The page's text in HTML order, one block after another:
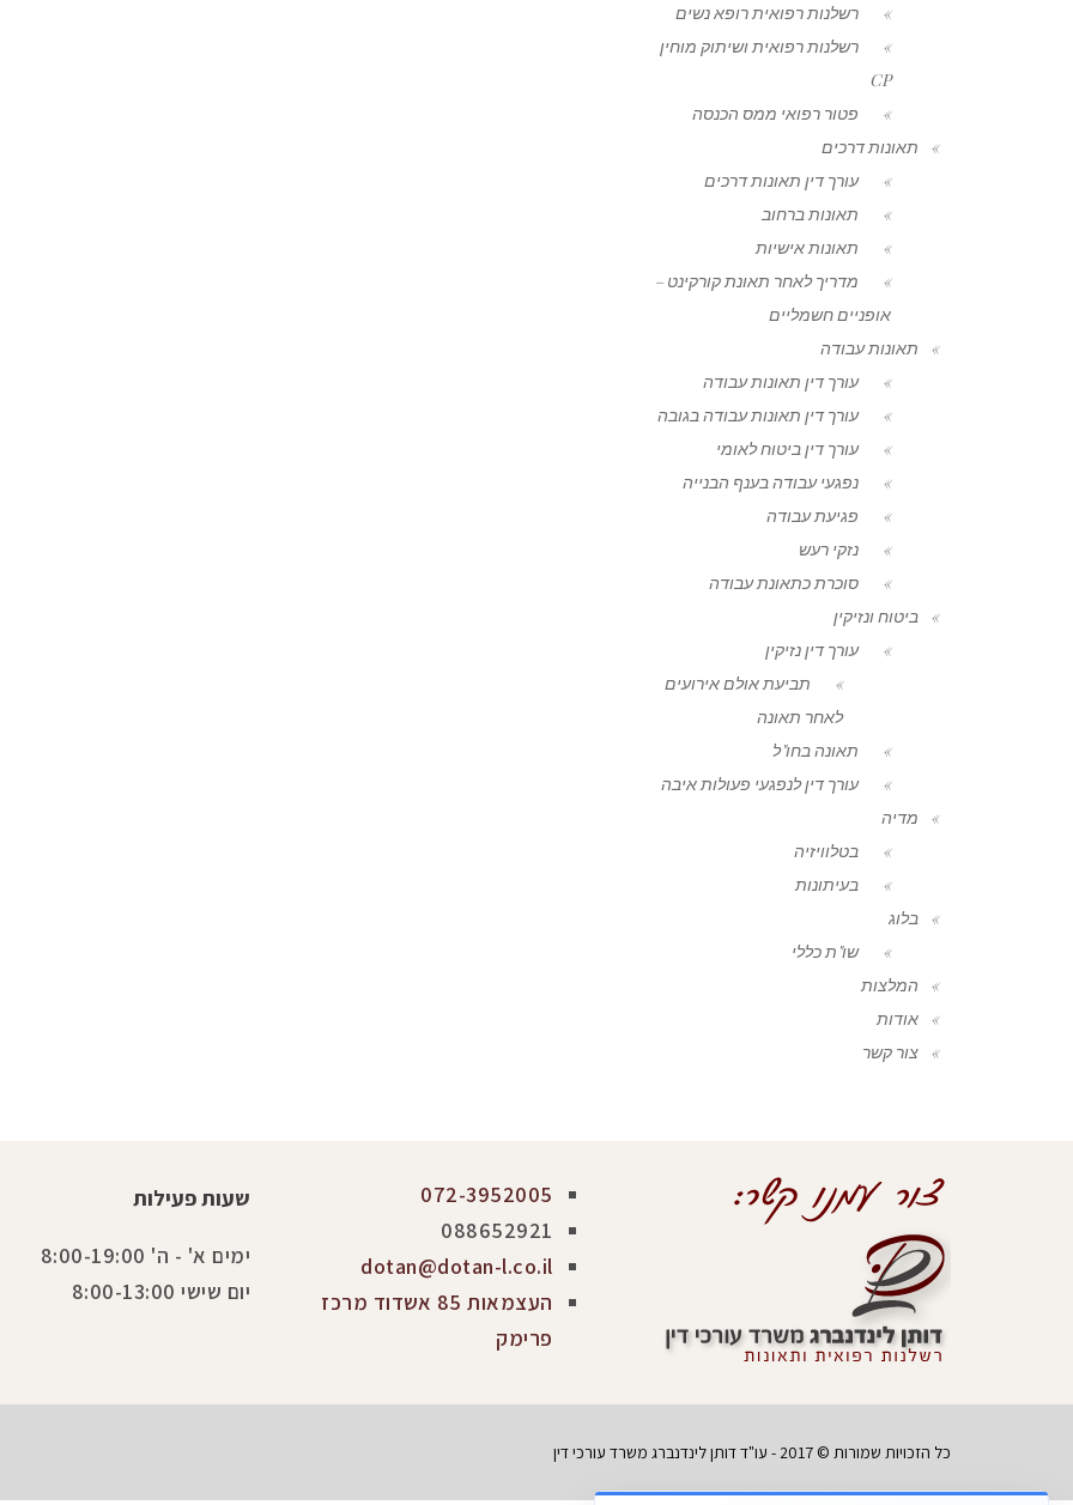
רשלנות רפואית רופא נשים
רשלנות רפואית ושיתוק מוחין
CP
פטור רפואי ממס הכנסה
תאונות דרכים
עורך דין תאונות דרכים
תאונות ברחוב
תאונות אישיות
מדריך לאחר תאונת קורקינט –
אופניים חשמליים
תאונות עבודה
עורך דין תאונות עבודה
עורך דין תאונות עבודה בגובה
עורך דין ביטוח לאומי
נפגעי עבודה בענף הבנייה
פגיעת עבודה
נזקי רעש
סוכרת כתאונת עבודה
ביטוח ונזיקין
עורך דין נזיקין
תביעת אולם אירועים
לאחר תאונה
תאונה בחו"ל
עורך דין לנפגעי פעולות איבה
מדיה
בטלוויזיה
בעיתונות
בלוג
שו"ת כללי
המלצות
אודות
צור קשר
072-3952005
088652921
dotan@dotan-l.co.il
העצמאות 85 אשדוד מרכז
פרימק
שעות פעילות
ימים א' - ה' 8:00-19:00
יום שישי 8:00-13:00
כל הזכויות שמורות © 2017 - עו"ד דותן לינדנברג משרד עורכי דין